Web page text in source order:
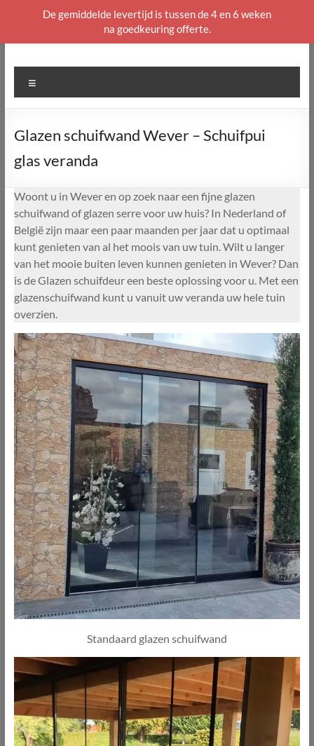
naar
Glazen schuifwand Wever – Schuifpui
glas veranda
Woont u in Wever en op zoek naar een fijne glazen
schuifwand of glazen serre voor uw huis? In Nederland of
België zijn maar een paar maanden per jaar dat u optimaal
kunt genieten van al het moois van uw tuin. Wilt u langer
van het mooie buiten leven kunnen genieten in Wever? Dan
is de Glazen schuifdeur een beste oplossing voor u. Met een
glazenschuifwand kunt u vanuit uw veranda uw hele tuin
overzien.
Standaard glazen schuifwand
De gemiddelde levertijd is tussen de 4 en 6 weken
na goedkeuring offerte.